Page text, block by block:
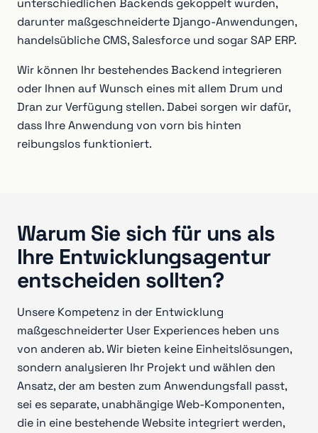
unterschiedlichen Backends gekoppelt wurden,
darunter maßgeschneiderte Django-Anwendungen,
handelsübliche CMS, Salesforce und sogar SAP ERP.
Wir können Ihr bestehendes Backend integrieren
oder Ihnen auf Wunsch eines mit allem Drum und
Dran zur Verfügung stellen. Dabei sorgen wir dafür,
dass Ihre Anwendung von vorn bis hinten
reibungslos funktioniert.
Warum Sie sich für uns als
Ihre Entwicklungsagentur
entscheiden sollten?
Unsere Kompetenz in der Entwicklung
maßgeschneiderter User Experiences heben uns
von anderen ab. Wir bieten keine Einheitslösungen,
sondern analysieren Ihr Projekt und wählen den
Ansatz, der am besten zum Anwendungsfall passt,
sei es separate, unabhängige Web-Komponenten,
die in eine bestehende Website integriert werden,